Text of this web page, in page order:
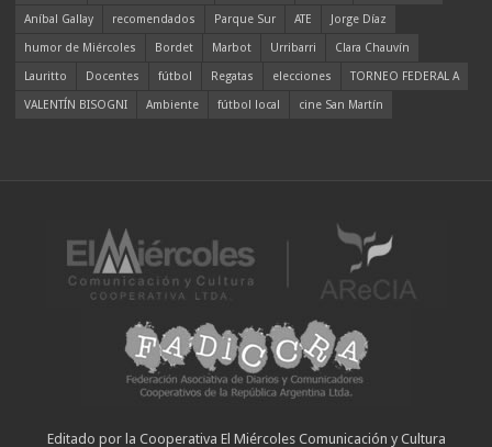
Aníbal Gallay
recomendados Parque Sur ATE
Jorge Díaz
humor de Miércoles
Bordet Marbot Urribarri
Clara Chauvín
Lauritto
Docentes fútbol Regatas elecciones
TORNEO FEDERAL A
VALENTÍN BISOGNI
Ambiente fútbol local cine San Martín
Editado por la Cooperativa El Miércoles Comunicación y Cultura